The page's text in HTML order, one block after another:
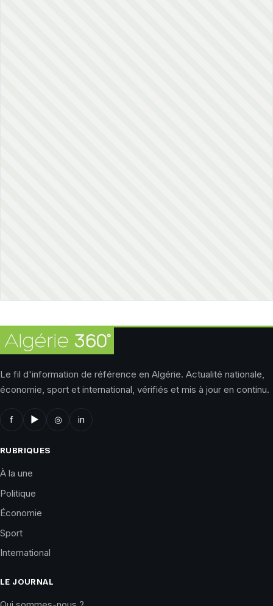
Le fil d'information de référence en Algérie. Actualité nationale,
économie, sport et international, vérifiés et mis à jour en continu.
f ▶ ◎ in
RUBRIQUES
À la une
Politique
Économie
Sport
International
LE JOURNAL